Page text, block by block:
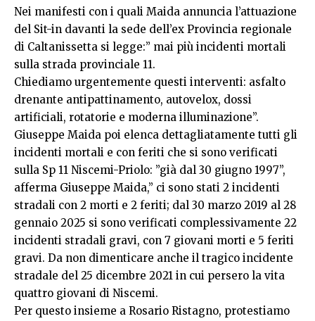
Nei manifesti con i quali Maida annuncia l’attuazione
del Sit-in davanti la sede dell’ex Provincia regionale
di Caltanissetta si legge:” mai più incidenti mortali
sulla strada provinciale 11.
Chiediamo urgentemente questi interventi: asfalto
drenante antipattinamento, autovelox, dossi
artificiali, rotatorie e moderna illuminazione”.
Giuseppe Maida poi elenca dettagliatamente tutti gli
incidenti mortali e con feriti che si sono verificati
sulla Sp 11 Niscemi-Priolo: ”già dal 30 giugno 1997”,
afferma Giuseppe Maida,” ci sono stati 2 incidenti
stradali con 2 morti e 2 feriti; dal 30 marzo 2019 al 28
gennaio 2025 si sono verificati complessivamente 22
incidenti stradali gravi, con 7 giovani morti e 5 feriti
gravi. Da non dimenticare anche il tragico incidente
stradale del 25 dicembre 2021 in cui persero la vita
quattro giovani di Niscemi.
Per questo insieme a Rosario Ristagno, protestiamo